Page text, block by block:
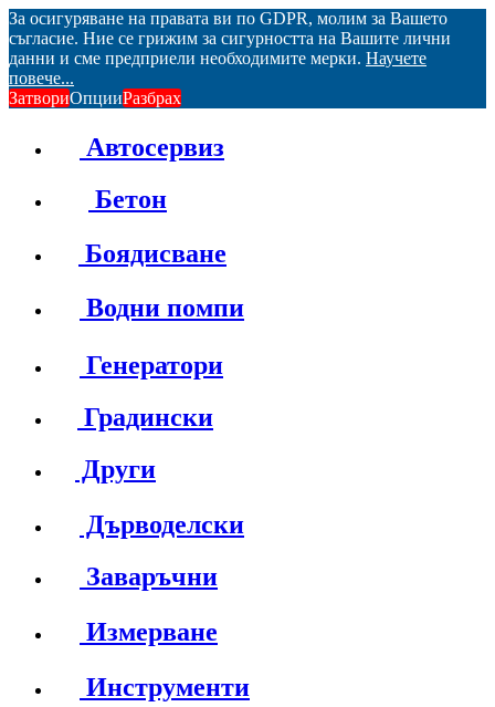
За осигуряване на правата ви по GDPR, молим за Вашето
съгласие. Ние се грижим за сигурността на Вашите лични
данни и сме предприели необходимите мерки. Научете
повече...
ЗатвориОпцииРазбрах
Автосервиз
Бетон
Боядисване
Водни помпи
Генератори
Градински
Други
Дърводелски
Заваръчни
Измерване
Инструменти